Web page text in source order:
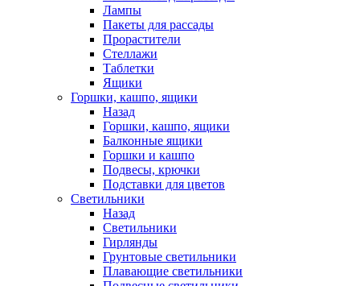
Лампы
Пакеты для рассады
Прорастители
Стеллажи
Таблетки
Ящики
Горшки, кашпо, ящики
Назад
Горшки, кашпо, ящики
Балконные ящики
Горшки и кашпо
Подвесы, крючки
Подставки для цветов
Светильники
Назад
Светильники
Гирлянды
Грунтовые светильники
Плавающие светильники